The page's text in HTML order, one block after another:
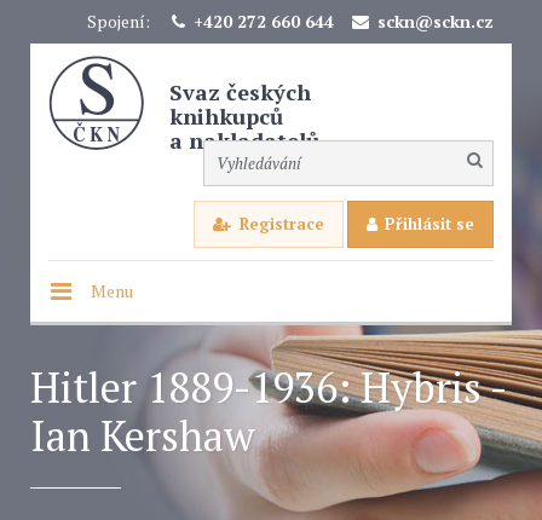
Spojení: +420 272 660 644 sckn@sckn.cz
Svaz českých
knihkupců
a nakladatelů
Registrace Přihlásit se
Menu
Hitler 1889-1936: Hybris -
Ian Kershaw